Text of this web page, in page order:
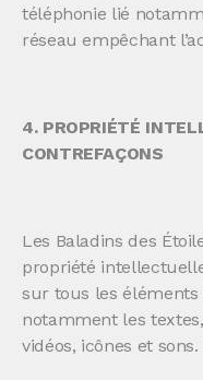
téléphonie lié
réseau empêchant
4. PROPRIÉTÉ
CONTREFAÇONS
Les Baladins des
propriété
sur tous les
notamment les
vidéos, icônes et sons.